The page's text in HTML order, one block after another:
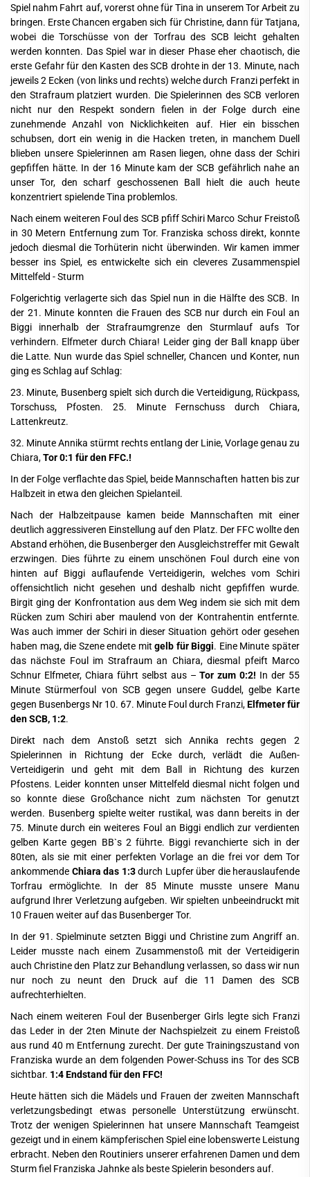
Spiel nahm Fahrt auf, vorerst ohne für Tina in unserem Tor Arbeit zu
bringen. Erste Chancen ergaben sich für Christine, dann für Tatjana,
wobei die Torschüsse von der Torfrau des SCB leicht gehalten
werden konnten. Das Spiel war in dieser Phase eher chaotisch, die
erste Gefahr für den Kasten des SCB drohte in der 13. Minute, nach
jeweils 2 Ecken (von links und rechts) welche durch Franzi perfekt in
den Strafraum platziert wurden. Die Spielerinnen des SCB verloren
nicht nur den Respekt sondern fielen in der Folge durch eine
zunehmende Anzahl von Nicklichkeiten auf. Hier ein bisschen
schubsen, dort ein wenig in die Hacken treten, in manchem Duell
blieben unsere Spielerinnen am Rasen liegen, ohne dass der Schiri
gepfiffen hätte. In der 16 Minute kam der SCB gefährlich nahe an
unser Tor, den scharf geschossenen Ball hielt die auch heute
konzentriert spielende Tina problemlos.
Nach einem weiteren Foul des SCB pfiff Schiri Marco Schur Freistoß
in 30 Metern Entfernung zum Tor. Franziska schoss direkt, konnte
jedoch diesmal die Torhüterin nicht überwinden. Wir kamen immer
besser ins Spiel, es entwickelte sich ein cleveres Zusammenspiel
Mittelfeld - Sturm
Folgerichtig verlagerte sich das Spiel nun in die Hälfte des SCB. In
der 21. Minute konnten die Frauen des SCB nur durch ein Foul an
Biggi innerhalb der Strafraumgrenze den Sturmlauf aufs Tor
verhindern. Elfmeter durch Chiara! Leider ging der Ball knapp über
die Latte. Nun wurde das Spiel schneller, Chancen und Konter, nun
ging es Schlag auf Schlag:
23. Minute, Busenberg spielt sich durch die Verteidigung, Rückpass,
Torschuss, Pfosten. 25. Minute Fernschuss durch Chiara,
Lattenkreutz.
32. Minute Annika stürmt rechts entlang der Linie, Vorlage genau zu
Chiara,Tor 0:1 für den FFC.!
In der Folge verflachte das Spiel, beide Mannschaften hatten bis zur
Halbzeit in etwa den gleichen Spielanteil.
Nach der Halbzeitpause kamen beide Mannschaften mit einer
deutlich aggressiveren Einstellung auf den Platz. Der FFC wollte den
Abstand erhöhen, die Busenberger den Ausgleichstreffer mit Gewalt
erzwingen. Dies führte zu einem unschönen Foul durch eine von
hinten auf Biggi auflaufende Verteidigerin, welches vom Schiri
offensichtlich nicht gesehen und deshalb nicht gepfiffen wurde.
Birgit ging der Konfrontation aus dem Weg indem sie sich mit dem
Rücken zum Schiri aber maulend von der Kontrahentin entfernte.
Was auch immer der Schiri in dieser Situation gehört oder gesehen
haben mag, die Szene endete mitgelb für Biggi. Eine Minute später
das nächste Foul im Strafraum an Chiara, diesmal pfeift Marco
Schnur Elfmeter, Chiara führt selbst aus –Tor zum 0:2! In der 55
Minute Stürmerfoul von SCB gegen unsere Guddel, gelbe Karte
gegen Busenbergs Nr 10. 67. Minute Foul durch Franzi,Elfmeter für
den SCB, 1:2.
Direkt nach dem Anstoß setzt sich Annika rechts gegen 2
Spielerinnen in Richtung der Ecke durch, verlädt die Außen-
Verteidigerin und geht mit dem Ball in Richtung des kurzen
Pfostens. Leider konnten unser Mittelfeld diesmal nicht folgen und
so konnte diese Großchance nicht zum nächsten Tor genutzt
werden. Busenberg spielte weiter rustikal, was dann bereits in der
75. Minute durch ein weiteres Foul an Biggi endlich zur verdienten
gelben Karte gegen BB`s 2 führte. Biggi revanchierte sich in der
80ten, als sie mit einer perfekten Vorlage an die frei vor dem Tor
ankommende Chiara das 1:3durch Lupfer über die herauslaufende
Torfrau ermöglichte. In der 85 Minute musste unsere Manu
aufgrund Ihrer Verletzung aufgeben. Wir spielten unbeeindruckt mit
10 Frauen weiter auf das Busenberger Tor.
In der 91. Spielminute setzten Biggi und Christine zum Angriff an.
Leider musste nach einem Zusammenstoß mit der Verteidigerin
auch Christine den Platz zur Behandlung verlassen, so dass wir nun
nur noch zu neunt den Druck auf die 11 Damen des SCB
aufrechterhielten.
Nach einem weiteren Foul der Busenberger Girls legte sich Franzi
das Leder in der 2ten Minute der Nachspielzeit zu einem Freistoß
aus rund 40 m Entfernung zurecht. Der gute Trainingszustand von
Franziska wurde an dem folgenden Power-Schuss ins Tor des SCB
sichtbar. 1:4 Endstand für den FFC!
Heute hätten sich die Mädels und Frauen der zweiten Mannschaft
verletzungsbedingt etwas personelle Unterstützung erwünscht.
Trotz der wenigen Spielerinnen hat unsere Mannschaft Teamgeist
gezeigt und in einem kämpferischen Spiel eine lobenswerte Leistung
erbracht. Neben den Routiniers unserer erfahrenen Damen und dem
Sturm fiel Franziska Jahnke als beste Spielerin besonders auf.